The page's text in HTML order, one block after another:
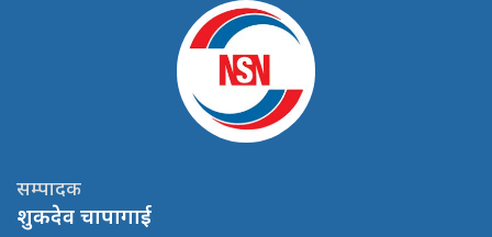
सम्पादक
शुकदेव चापागाई